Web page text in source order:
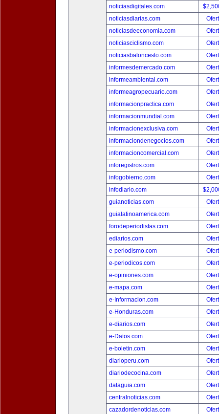
noticiasdigitales.com
noticiasdiarias.com
noticiasdeeconomia.com
noticiasciclismo.com
noticiasbaloncesto.com
informesdemercado.com
informeambiental.com
informeagropecuario.com
informacionpractica.com
informacionmundial.com
informacionexclusiva.com
informaciondenegocios.com
informacioncomercial.com
inforegistros.com
infogobierno.com
infodiario.com
guianoticias.com
guialatinoamerica.com
forodeperiodistas.com
ediarios.com
e-periodismo.com
e-periodicos.com
e-opiniones.com
e-mapa.com
e-Informacion.com
e-Honduras.com
e-diarios.com
e-Datos.com
e-boletin.com
diarioperu.com
diariodecocina.com
dataguia.com
centralnoticias.com
cazadordenoticias.com